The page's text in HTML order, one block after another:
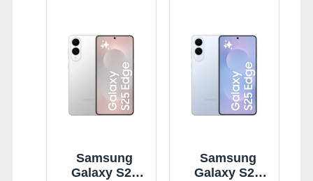
Samsung
Galaxy S25
Samsung
Galaxy S25